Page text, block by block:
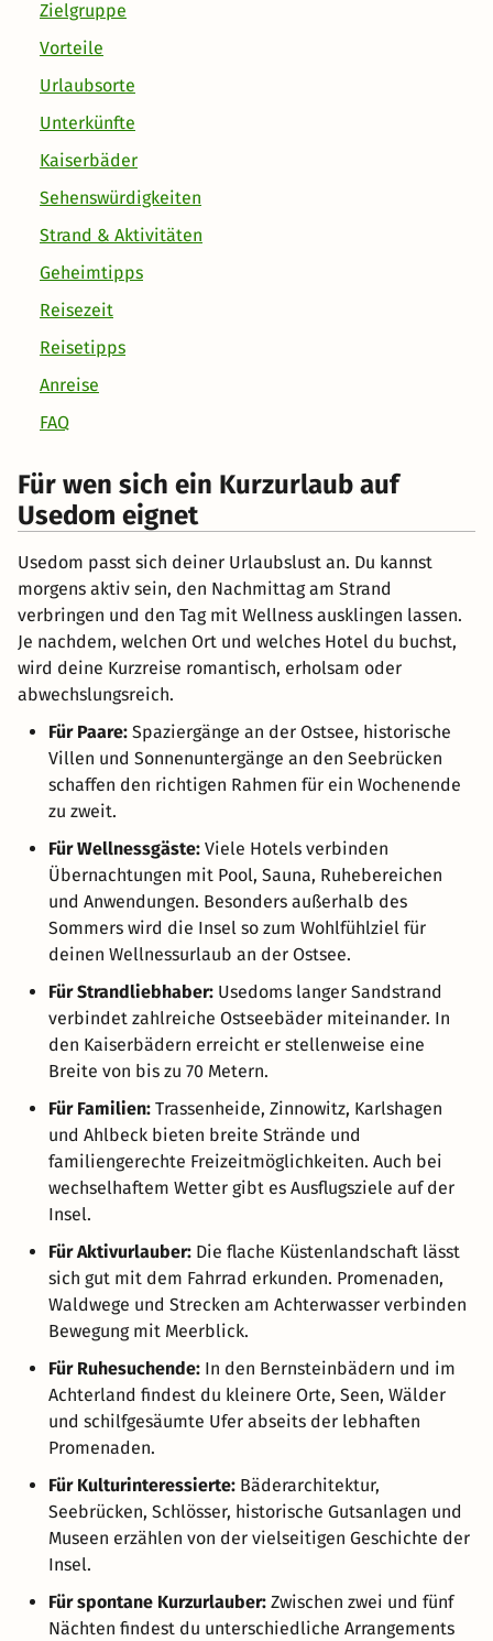
Zielgruppe
Vorteile
Urlaubsorte
Unterkünfte
Kaiserbäder
Sehenswürdigkeiten
Strand & Aktivitäten
Geheimtipps
Reisezeit
Reisetipps
Anreise
FAQ
Für wen sich ein Kurzurlaub auf
Usedom eignet
Usedom passt sich deiner Urlaubslust an. Du kannst
morgens aktiv sein, den Nachmittag am Strand
verbringen und den Tag mit Wellness ausklingen lassen.
Je nachdem, welchen Ort und welches Hotel du buchst,
wird deine Kurzreise romantisch, erholsam oder
abwechslungsreich.
Für Paare: Spaziergänge an der Ostsee, historische
Villen und Sonnenuntergänge an den Seebrücken
schaffen den richtigen Rahmen für ein Wochenende
zu zweit.
Für Wellnessgäste: Viele Hotels verbinden
Übernachtungen mit Pool, Sauna, Ruhebereichen
und Anwendungen. Besonders außerhalb des
Sommers wird die Insel so zum Wohlfühlziel für
deinen Wellnessurlaub an der Ostsee.
Für Strandliebhaber: Usedoms langer Sandstrand
verbindet zahlreiche Ostseebäder miteinander. In
den Kaiserbädern erreicht er stellenweise eine
Breite von bis zu 70 Metern.
Für Familien: Trassenheide, Zinnowitz, Karlshagen
und Ahlbeck bieten breite Strände und
familiengerechte Freizeitmöglichkeiten. Auch bei
wechselhaftem Wetter gibt es Ausflugsziele auf der
Insel.
Für Aktivurlauber: Die flache Küstenlandschaft lässt
sich gut mit dem Fahrrad erkunden. Promenaden,
Waldwege und Strecken am Achterwasser verbinden
Bewegung mit Meerblick.
Für Ruhesuchende: In den Bernsteinbädern und im
Achterland findest du kleinere Orte, Seen, Wälder
und schilfgesäumte Ufer abseits der lebhaften
Promenaden.
Für Kulturinteressierte: Bäderarchitektur,
Seebrücken, Schlösser, historische Gutsanlagen und
Museen erzählen von der vielseitigen Geschichte der
Insel.
Für spontane Kurzurlauber: Zwischen zwei und fünf
Nächten findest du unterschiedliche Arrangements